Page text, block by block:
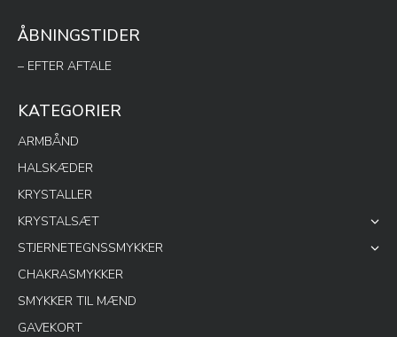
ÅBNINGSTIDER
– EFTER AFTALE
KATEGORIER
ARMBÅND
HALSKÆDER
KRYSTALLER
KRYSTALSÆT
STJERNETEGNSSMYKKER
CHAKRASMYKKER
SMYKKER TIL MÆND
GAVEKORT